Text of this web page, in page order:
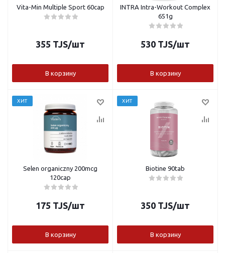
Vita-Min Multiple Sport 60cap
355 TJS/шт
В корзину
INTRA Intra-Workout Complex
651g
530 TJS/шт
В корзину
ХИТ
Selen organiczny 200mcg
120cap
175 TJS/шт
В корзину
ХИТ
Biotine 90tab
350 TJS/шт
В корзину